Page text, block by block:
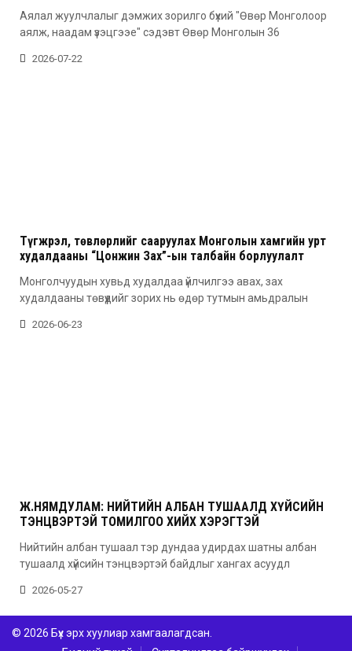
Аялал жуулчлалыг дэмжих зорилго бүхий "Өвөр Монголоор
аялж, наадам үзэцгээе" сэдэвт Өвөр Монголын 36
2026-07-22
Түгжрэл, төвлөрлийг сааруулах Монголын хамгийн урт
худалдааны “Цонжин Зах”-ын талбайн борлуулалт
Монголчуудын хувьд худалдаа үйлчилгээ авах, зах
худалдааны төвүүдийг зорих нь өдөр тутмын амьдралын
2026-06-23
Ж.НЯМДУЛАМ: НИЙТИЙН АЛБАН ТУШААЛД ХҮЙСИЙН
ТЭНЦВЭРТЭЙ ТОМИЛГОО ХИЙХ ХЭРЭГТЭЙ
Нийтийн албан тушаал тэр дундаа удирдах шатны албан
тушаалд хүйсийн тэнцвэртэй байдлыг хангах асуудл
2026-05-27
© 2026 Бүх эрх хуулиар хамгаалагдсан.